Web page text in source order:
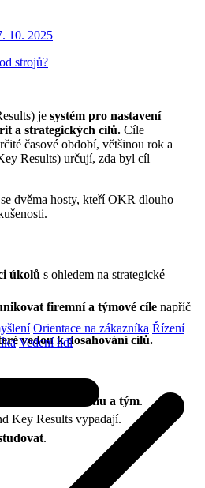
10. 2025
strojů?
je systém pro nastavení
a strategických cílů. Cíle
časové období, většinou rok a
Results) určují, zda byl cíl
dvěma hosty, kteří OKR dlouho
úkolů s ohledem na strategické
firemní a týmové cíle napříč
vedou k dosahování cílů.
přínosem pro firmu a tým.
Key Results vypadají.
.
Orientace na zákazníka Řízení
Vedení lidí